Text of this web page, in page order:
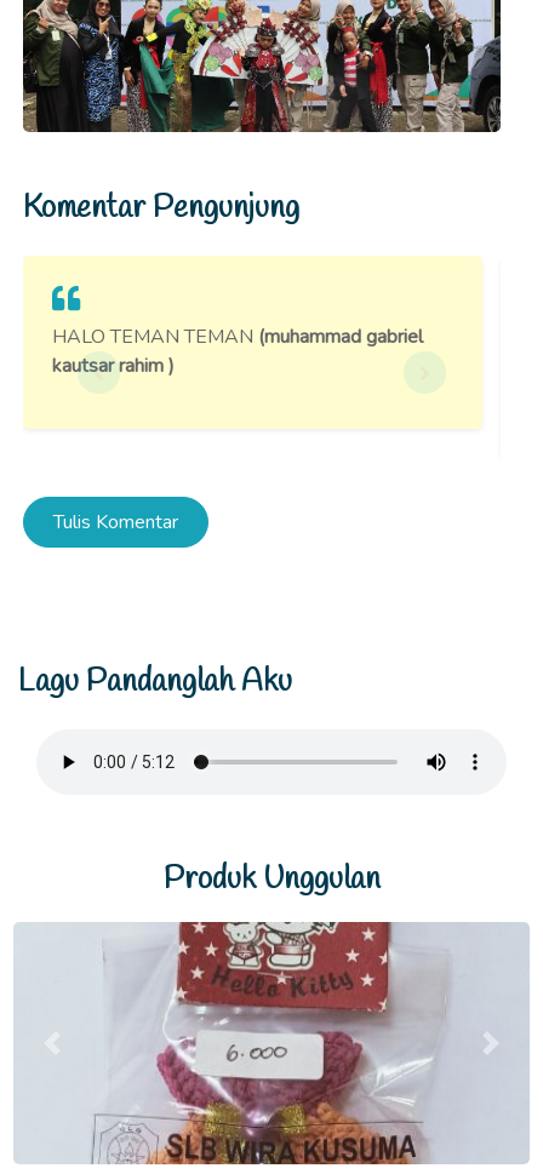
Komentar Pengunjung
HALO TEMAN TEMAN (muhammad gabriel
kautsar rahim )
Tulis Komentar
Lagu Pandanglah Aku
Produk Unggulan
Next